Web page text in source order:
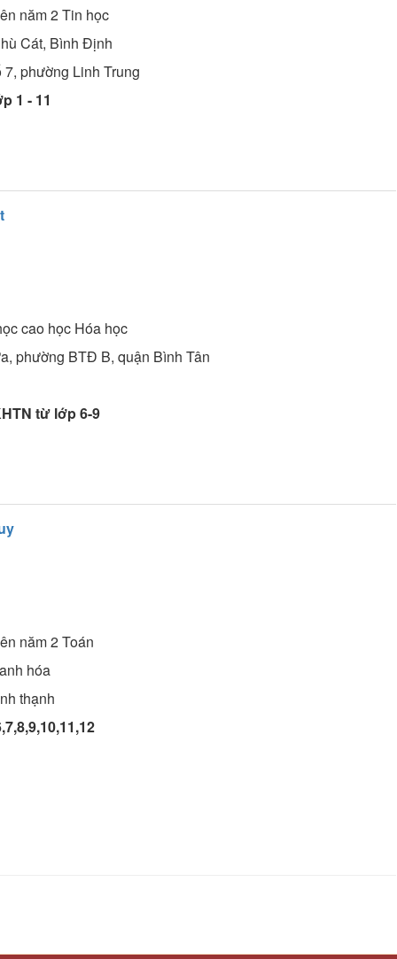
năm 2Tin học
Cát, Bình Định
phường Linh Trung
1 - 11
cao học Hóa học
phường BTĐ B, quận Bình Tân
từ lớp 6-9
năm 2Toán
hóa
thạnh